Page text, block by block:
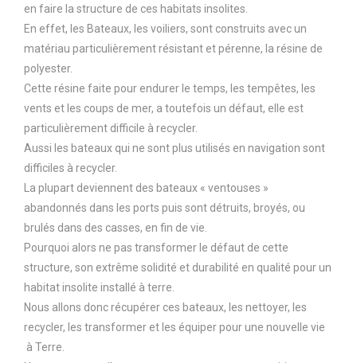
en faire la structure de ces habitats insolites.
En effet, les Bateaux, les voiliers, sont construits avec un
matériau particulièrement résistant et pérenne, la résine de
polyester.
Cette résine faite pour endurer le temps, les tempêtes, les
vents et les coups de mer, a toutefois un défaut, elle est
particulièrement difficile à recycler.
Aussi les bateaux qui ne sont plus utilisés en navigation sont
difficiles à recycler.
La plupart deviennent des bateaux « ventouses »
abandonnés dans les ports puis sont détruits, broyés, ou
brulés dans des casses, en fin de vie.
Pourquoi alors ne pas transformer le défaut de cette
structure, son extrême solidité et durabilité en qualité pour un
habitat insolite installé à terre.
Nous allons donc récupérer ces bateaux, les nettoyer, les
recycler, les transformer et les équiper pour une nouvelle vie
à Terre.